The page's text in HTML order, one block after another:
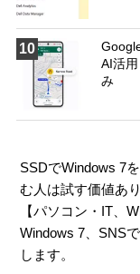
10
AI活
み
SSDでWindows 7
む人は試す価値あ
【パソコン・IT 、
Windows 7
SNS
します。